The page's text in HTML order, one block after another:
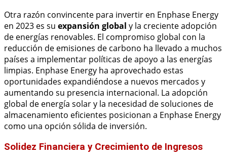
Otra razón convincente para invertir en Enphase Energy
en 2023 es su expansión global y la creciente adopción
de energías renovables. El compromiso global con la
reducción de emisiones de carbono ha llevado a muchos
países a implementar políticas de apoyo a las energías
limpias. Enphase Energy ha aprovechado estas
oportunidades expandiéndose a nuevos mercados y
aumentando su presencia internacional. La adopción
global de energía solar y la necesidad de soluciones de
almacenamiento eficientes posicionan a Enphase Energy
como una opción sólida de inversión.
Solidez Financiera y Crecimiento de Ingresos